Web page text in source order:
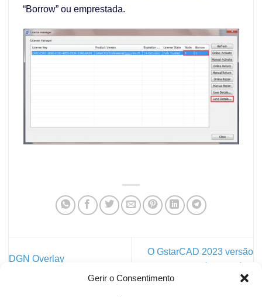
Gerir o Consentimento
“Borrow” ou emprestada.
DGN Overlay
O GstarCAD 2023 versão